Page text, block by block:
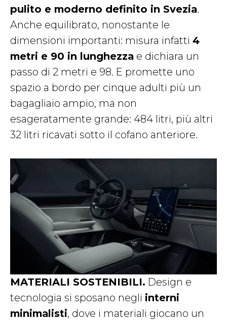
pulito e moderno definito in Svezia.
Anche equilibrato, nonostante le
dimensioni importanti: misura infatti 4
metri e 90 in lunghezza e dichiara un
passo di 2 metri e 98. E promette uno
spazio a bordo per cinque adulti più un
bagagliaio ampio, ma non
esageratamente grande: 484 litri, più altri
32 litri ricavati sotto il cofano anteriore.
MATERIALI SOSTENIBILI. Design e
tecnologia si sposano negli interni
minimalisti, dove i materiali giocano un